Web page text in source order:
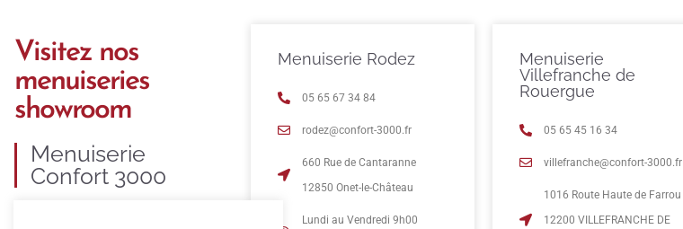
Visitez nos
menuiseries
showroom
Menuiserie
Confort 3000
Menuiserie Rodez
05 65 67 34 84
rodez@confort-3000.fr
660 Rue de Cantaranne
12850 Onet-le-Château
Lundi au Vendredi 9h00
Menuiserie
Villefranche de
Rouergue
05 65 45 16 34
villefranche@confort-3000.fr
1016 Route Haute de Farrou
12200 VILLEFRANCHE DE